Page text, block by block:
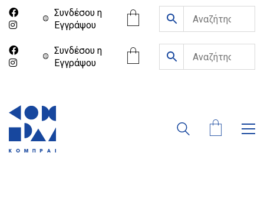
Συνδέσου η
Eγγράψου
Συνδέσου η
Eγγράψου